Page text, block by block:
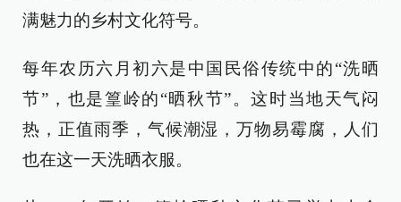
满魅力的乡村文化符号。
每年农历六月初六是中国民俗传统中的“洗晒
节”，也是篁岭的“晒秋节”。这时当地天气闷
热，正值雨季，气候潮湿，万物易霉腐，人们
也在这一天洗晒衣服。